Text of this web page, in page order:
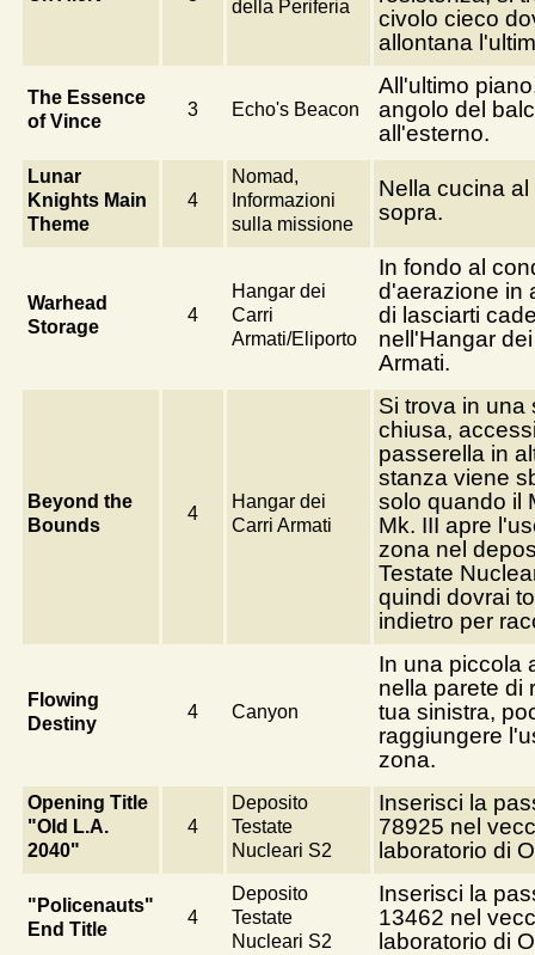
della Periferia
civolo cieco
allontana
The Essence
of Vince
3 Echo's Beacon
All'ultimo
angolo del
all'esterno.
Lunar
Knights Main
Theme
4
Nomad,
Informazioni
sulla missione
Nella cucina
sopra.
Warhead
Storage
4
Hangar dei
Carri
Armati/Eliporto
In fondo al
d'aerazione in
di lasciarti
nell'Hangar
Armati.
Beyond the
Bounds
4
Hangar dei
Carri Armati
Si trova in una
chiusa,
passerella in
stanza viene
solo quando il
Mk. III apre
zona nel
Testate
quindi dovrai
indietro per
Flowing
Destiny
4 Canyon
In una piccola
nella parete di
tua sinistra,
raggiungere
zona.
Opening Title
"Old L.A.
2040"
4
Deposito
Testate
Nucleari S2
Inserisci la
78925 nel
laboratorio di
"Policenauts"
End Title
4
Deposito
Testate
Nucleari S2
Inserisci la
13462 nel
laboratorio di